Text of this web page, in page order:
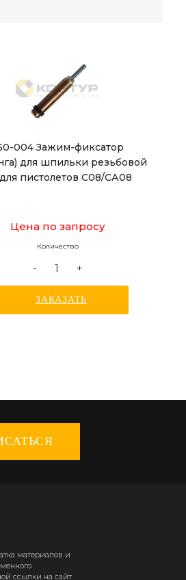
004 Зажим-фиксатор
для шпильки резьбовой
пистолетов С08/СА08
Цена по запросу
Количество
- +
ЗАКАЗАТЬ
материалов и
ссылки на сайт